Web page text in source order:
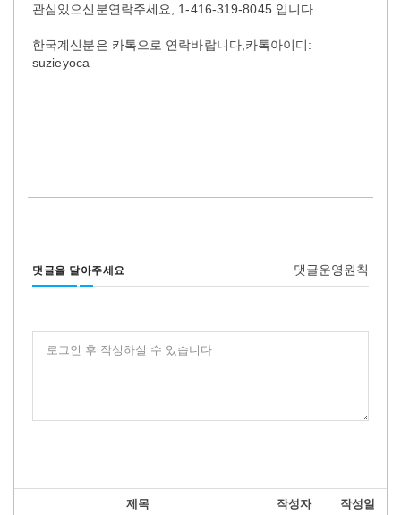
관심있으신분연락주세요, 1-416-319-8045 입니다
한국계신분은 카톡으로 연락바랍니다,카톡아이디:
suzieyoca
댓글을 달아주세요 댓글운영원칙
로그인 후 작성하실 수 있습니다
제목 작성자 작성일